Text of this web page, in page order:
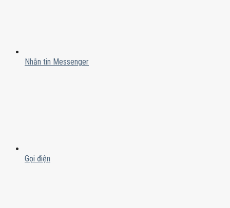
Nhắn tin Messenger
Gọi điện